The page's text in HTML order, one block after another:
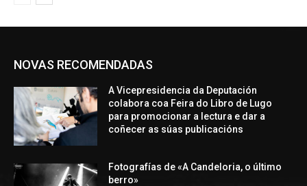
NOVAS RECOMENDADAS
A Vicepresidencia da Deputación
colabora coa Feira do Libro de Lugo
para promocionar a lectura e dar a
coñecer as súas publicacións
Fotografías de «A Candeloria, o último
berro»